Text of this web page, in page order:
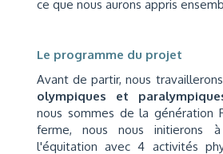
ce que nous aurons appris
Le programme du projet
Avant de partir, nous
olympiques et
nous sommes de la génération
ferme, nous nous initierons
l'équitation avec 4 activités